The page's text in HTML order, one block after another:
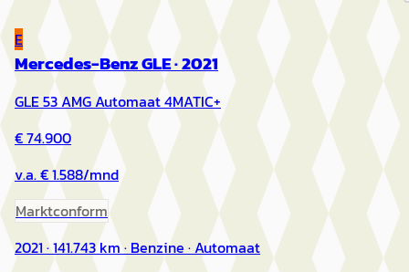
E
Mercedes-Benz GLE·2021
GLE 53 AMG Automaat 4MATIC+
€ 74.900
v.a. € 1.588/mnd
Marktconform
2021 · 141.743 km · Benzine · Automaat